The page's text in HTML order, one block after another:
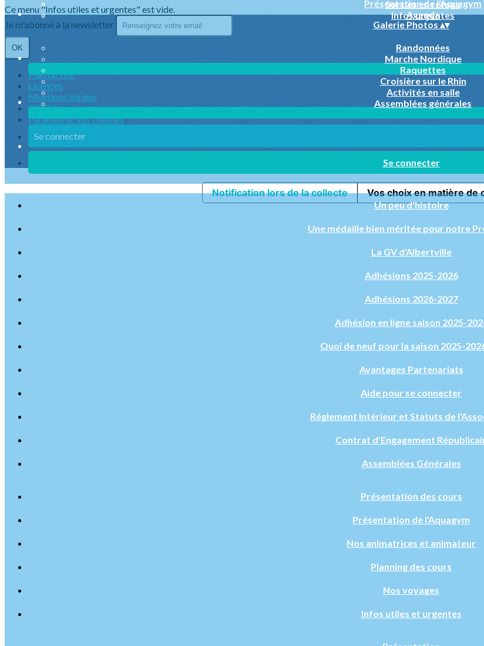
Sorties en refuge
Infos urgentes
Présentation de l'Aquagym
Agenda
Galerie Photos ▴▾
Randonnées
Marche Nordique
Raquettes
Croisière sur le Rhin
Activités en salle
Assemblées générales
Se connecter
Un peu d'histoire
Une médaille bien méritée pour notre
La GV d'Albertville
Adhésions 2025-2026
Adhésions 2026-2027
Adhésion en ligne saison 2025-
Quoi de neuf pour la saison 2025-
Avantages Partenariats
Aide pour se connecter
Réglement Intérieur et Statuts de
Contrat d'Engagement
Assemblées Générales
Présentation des cours
Présentation de l'Aquagym
Nos animatrices et animateur
Planning des cours
Nos voyages
Infos utiles et urgentes
Ce menu "Infos utiles et urgentes" est vide.
Je m'abonne à la newsletter
OK
Plan du site
Licences
Mentions légales
CGUV
Paramétrer vos cookies
Se connecter
Notification lors de la collecte Vos choix en matière de